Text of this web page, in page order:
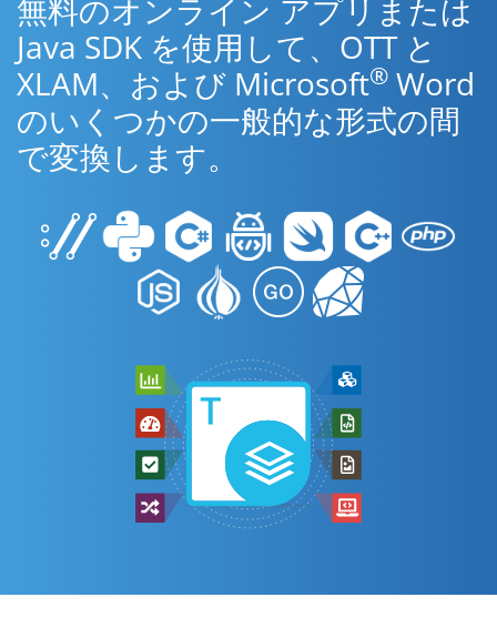
無料のオンライン アプリまたは
Java SDK を使用して、OTT と
XLAM、および Microsoft® Word
のいくつかの一般的な形式の間
で変換します。